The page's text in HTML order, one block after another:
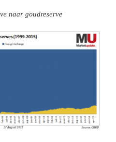
naar goudreserve